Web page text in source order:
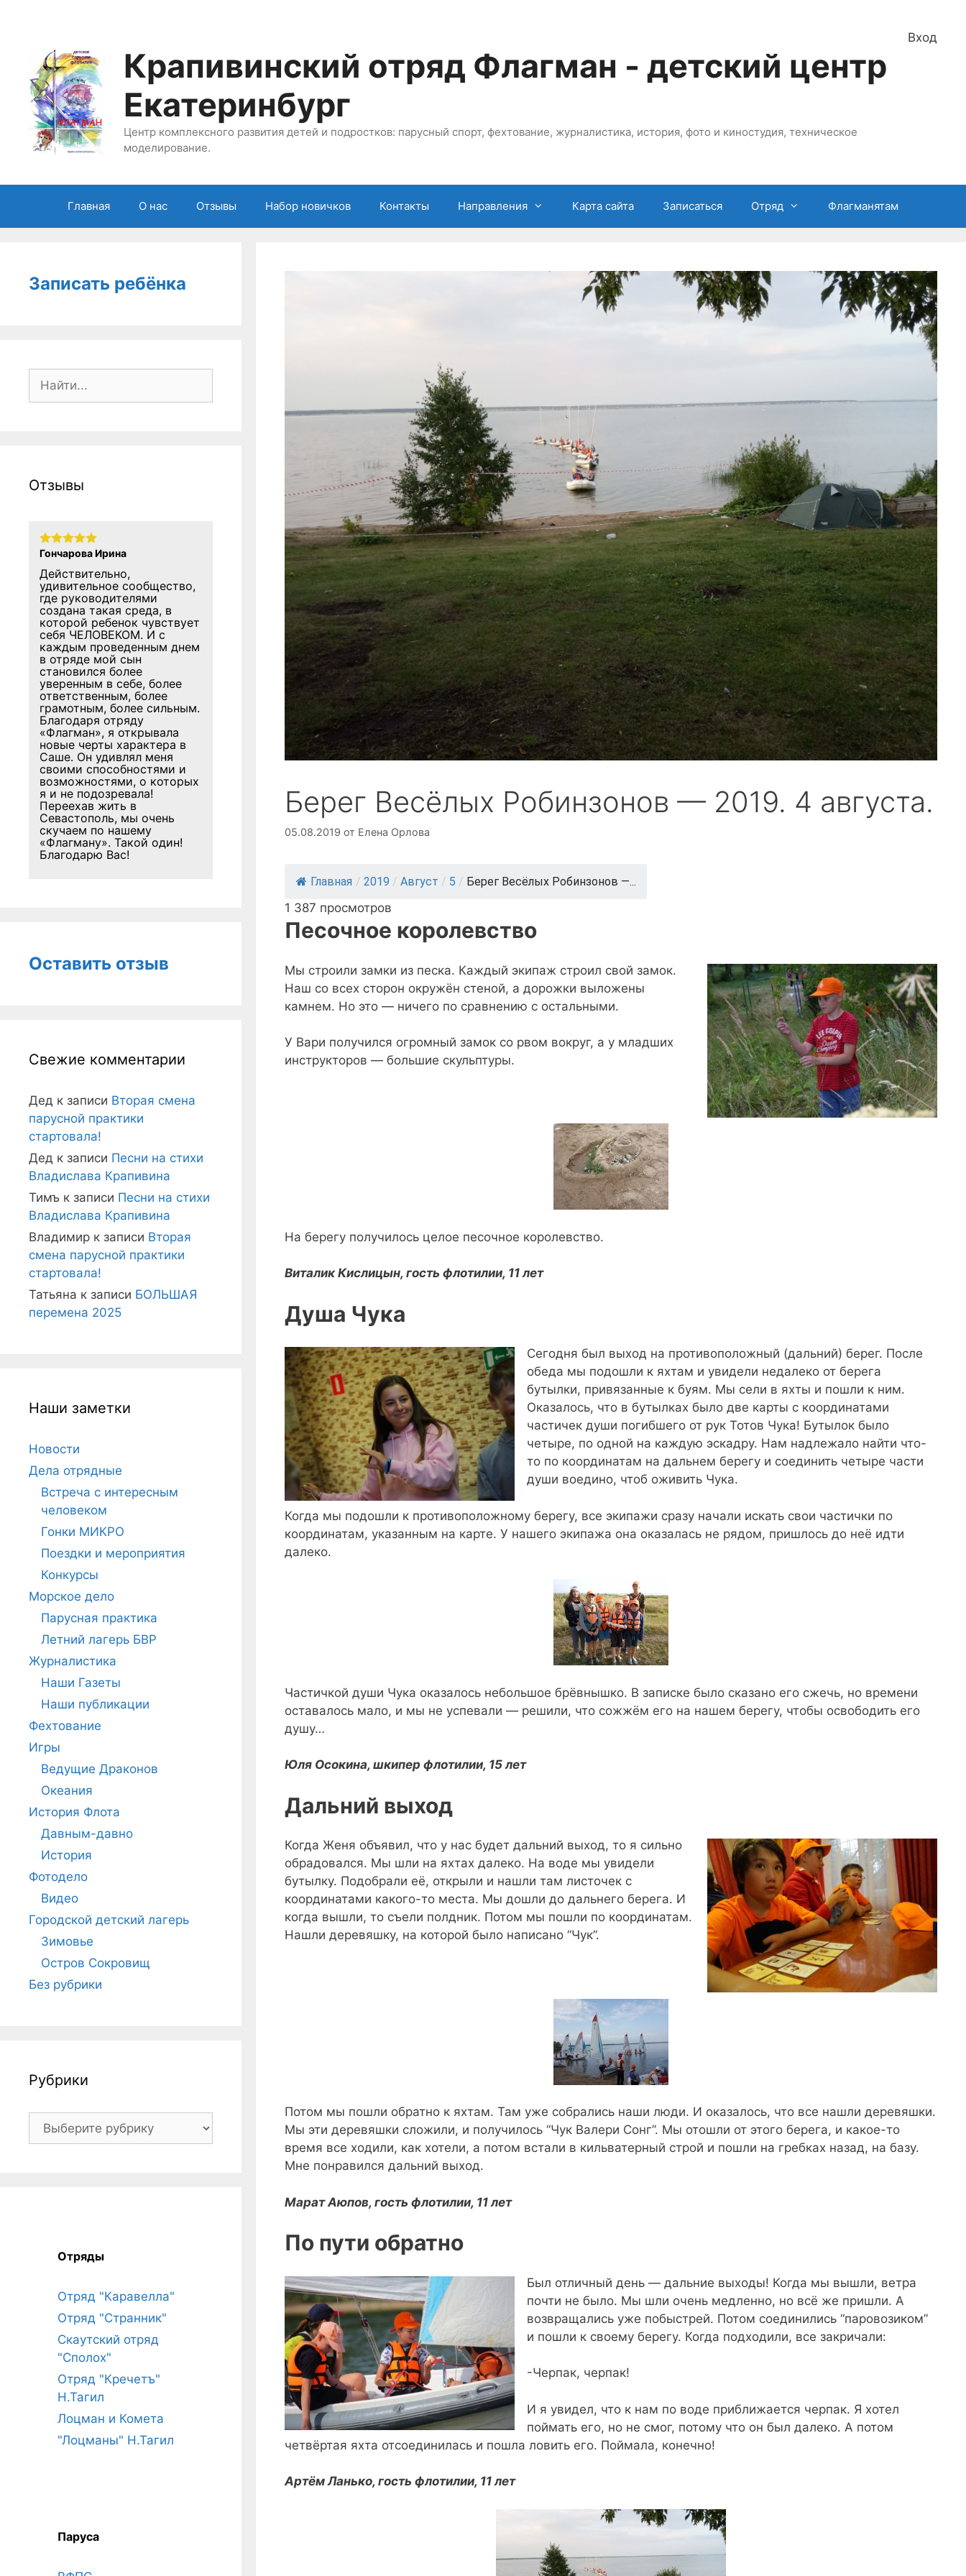
Вход
Крапивинский отряд Флагман - детский центр
Екатеринбург
Центр комплексного развития детей и подростков: парусный спорт, фехтование, журналистика, история, фото и киностудия, техническое
моделирование.
Главная О нас Отзывы Набор новичков Контакты Направления Карта сайта Записаться Отряд Флагманятам
Берег Весёлых Робинзонов — 2019. 4 августа.
05.08.2019 от Елена Орлова
Главная / 2019 / Август / 5 / Берег Весёлых Робинзонов —...
1 387 просмотров
Песочное королевство
Мы строили замки из песка. Каждый экипаж строил свой замок.
Наш со всех сторон окружён стеной, а дорожки выложены
камнем. Но это — ничего по сравнению с остальными.
У Вари получился огромный замок со рвом вокруг, а у младших
инструкторов — большие скульптуры.
На берегу получилось целое песочное королевство.
Виталик Кислицын, гость флотилии, 11 лет
Душа Чука
Сегодня был выход на противоположный (дальний) берег. После
обеда мы подошли к яхтам и увидели недалеко от берега
бутылки, привязанные к буям. Мы сели в яхты и пошли к ним.
Оказалось, что в бутылках было две карты с координатами
частичек души погибшего от рук Тотов Чука! Бутылок было
четыре, по одной на каждую эскадру. Нам надлежало найти что-
то по координатам на дальнем берегу и соединить четыре части
души воедино, чтоб оживить Чука.
Когда мы подошли к противоположному берегу, все экипажи сразу начали искать свои частички по
координатам, указанным на карте. У нашего экипажа она оказалась не рядом, пришлось до неё идти
далеко.
Частичкой души Чука оказалось небольшое брёвнышко. В записке было сказано его сжечь, но времени
оставалось мало, и мы не успевали — решили, что сожжём его на нашем берегу, чтобы освободить его
душу…
Юля Осокина, шкипер флотилии, 15 лет
Дальний выход
Когда Женя объявил, что у нас будет дальний выход, то я сильно
обрадовался. Мы шли на яхтах далеко. На воде мы увидели
бутылку. Подобрали её, открыли и нашли там листочек с
координатами какого-то места. Мы дошли до дальнего берега. И
когда вышли, то съели полдник. Потом мы пошли по координатам.
Нашли деревяшку, на которой было написано “Чук”.
Потом мы пошли обратно к яхтам. Там уже собрались наши люди. И оказалось, что все нашли деревяшки.
Мы эти деревяшки сложили, и получилось “Чук Валери Сонг”. Мы отошли от этого берега, и какое-то
время все ходили, как хотели, а потом встали в кильватерный строй и пошли на гребках назад, на базу.
Мне понравился дальний выход.
Марат Аюпов, гость флотилии, 11 лет
По пути обратно
Был отличный день — дальние выходы! Когда мы вышли, ветра
почти не было. Мы шли очень медленно, но всё же пришли. А
возвращались уже побыстрей. Потом соединились “паровозиком”
и пошли к своему берегу. Когда подходили, все закричали:
-Черпак, черпак!
И я увидел, что к нам по воде приближается черпак. Я хотел
поймать его, но не смог, потому что он был далеко. А потом
четвёртая яхта отсоединилась и пошла ловить его. Поймала, конечно!
Артём Ланько, гость флотилии, 11 лет
Записать ребёнка
Поиск:
Отзывы
Гончарова Ирина
Действительно,
удивительное сообщество,
где руководителями
создана такая среда, в
которой ребенок чувствует
себя ЧЕЛОВЕКОМ. И с
каждым проведенным днем
в отряде мой сын
становился более
уверенным в себе, более
ответственным, более
грамотным, более сильным.
Благодаря отряду
«Флагман», я открывала
новые черты характера в
Саше. Он удивлял меня
своими способностями и
возможностями, о которых
я и не подозревала!
Переехав жить в
Севастополь, мы очень
скучаем по нашему
«Флагману». Такой один!
Благодарю Вас!
Оставить отзыв
Свежие комментарии
Дед к записи Вторая смена
парусной практики
стартовала!
Дед к записи Песни на стихи
Владислава Крапивина
Тимъ к записи Песни на стихи
Владислава Крапивина
Владимир к записи Вторая
смена парусной практики
стартовала!
Татьяна к записи БОЛЬШАЯ
перемена 2025
Наши заметки
Новости
Дела отрядные
Встреча с интересным
человеком
Гонки МИКРО
Поездки и мероприятия
Конкурсы
Морское дело
Парусная практика
Летний лагерь БВР
Журналистика
Наши Газеты
Наши публикации
Фехтование
Игры
Ведущие Драконов
Океания
История Флота
Давным-давно
История
Фотодело
Видео
Городской детский лагерь
Зимовье
Остров Сокровищ
Без рубрики
Рубрики
Рубрики
Отряды
Отряд "Каравелла"
Отряд "Странник"
Скаутский отряд
"Сполох"
Отряд "Кречетъ"
Н.Тагил
Лоцман и Комета
"Лоцманы" Н.Тагил
Паруса